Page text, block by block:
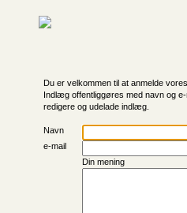
Du er velkommen til at anmelde
Indlæg offentliggøres med navn og
redigere og udelade indlæg.
Navn
e-mail
Din mening